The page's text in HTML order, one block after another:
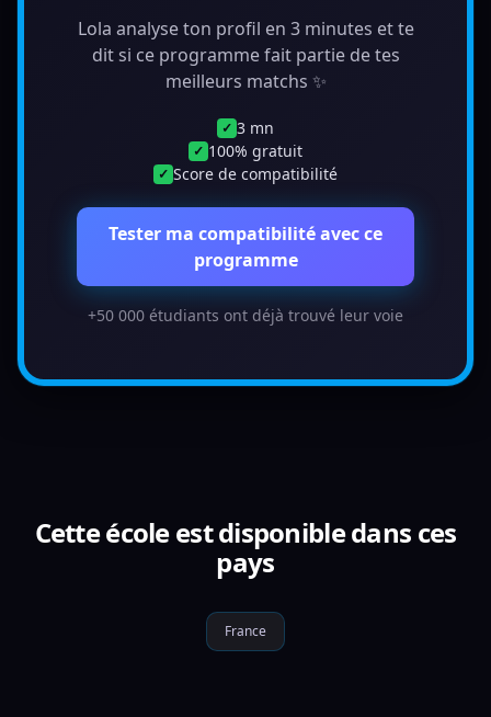
Lola analyse ton profil en 3 minutes et te
dit si ce programme fait partie de tes
meilleurs matchs ✨
✓ 3 mn
✓ 100% gratuit
✓ Score de compatibilité
Tester ma compatibilité avec ce
programme
+50 000 étudiants ont déjà trouvé leur voie
Cette école est disponible dans ces
pays
France